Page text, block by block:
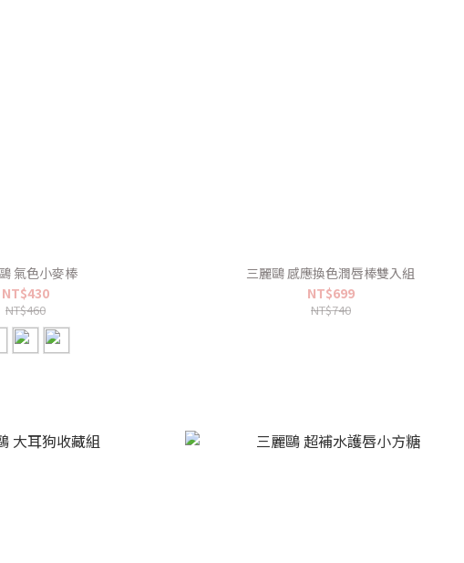
氣色小麥棒
NT$430
NT$460
三麗鷗 感應換色潤唇棒雙入組
NT$699
NT$740